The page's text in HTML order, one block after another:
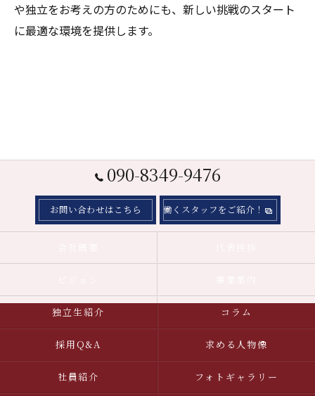
や独立をお考えの方のためにも、新しい挑戦のスタート
に最適な環境を提供します。
090-8349-9476
お問い合わせはこちら 働くスタッフをご紹介！
独立生紹介 コラム
採用Q&A 求める人物像
社員紹介 フォトギャラリー